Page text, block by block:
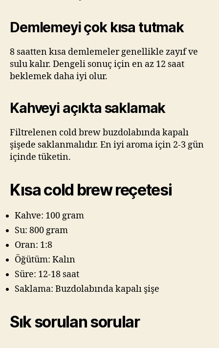
Demlemeyi çok kısa tutmak
8 saatten kısa demlemeler genellikle zayıf ve
sulu kalır. Dengeli sonuç için en az 12 saat
beklemek daha iyi olur.
Kahveyi açıkta saklamak
Filtrelenen cold brew buzdolabında kapalı
şişede saklanmalıdır. En iyi aroma için 2-3 gün
içinde tüketin.
Kısa cold brew reçetesi
Kahve: 100 gram
Su: 800 gram
Oran: 1:8
Öğütüm: Kalın
Süre: 12-18 saat
Saklama: Buzdolabında kapalı şişe
Sık sorulan sorular